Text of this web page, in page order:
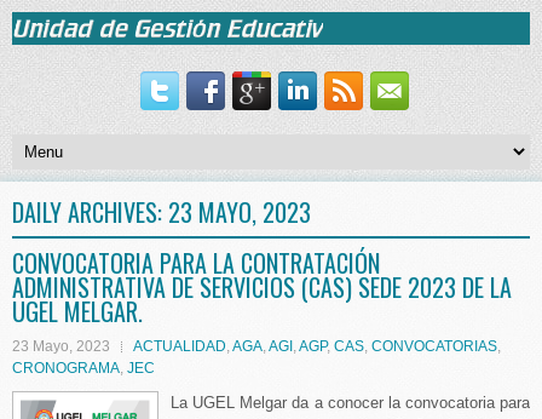
DAILY ARCHIVES: 23 MAYO, 2023
CONVOCATORIA PARA LA CONTRATACIÓN
ADMINISTRATIVA DE SERVICIOS (CAS) SEDE 2023 DE LA
UGEL MELGAR.
23 Mayo, 2023 ACTUALIDAD,AGA,AGI ,AGP, CAS, CONVOCATORIAS,
CRONOGRAMA, JEC
La UGEL Melgar da a conocer la convocatoria para